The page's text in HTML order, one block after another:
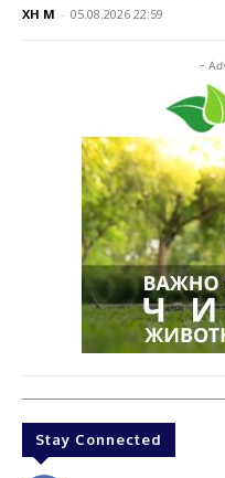
XH M - 05.08.2026 22:59
-
Stay Connected